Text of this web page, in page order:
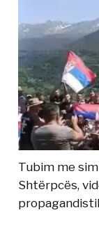
Tubim me
Shtërpcës,